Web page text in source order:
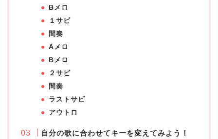
Bメロ
１サビ
間奏
Aメロ
Bメロ
２サビ
間奏
ラストサビ
アウトロ
自分の歌に合わせてキーを変えてみよう！